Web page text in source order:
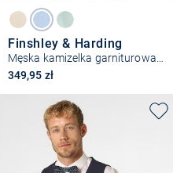
Finshley & Harding
349,95 zł